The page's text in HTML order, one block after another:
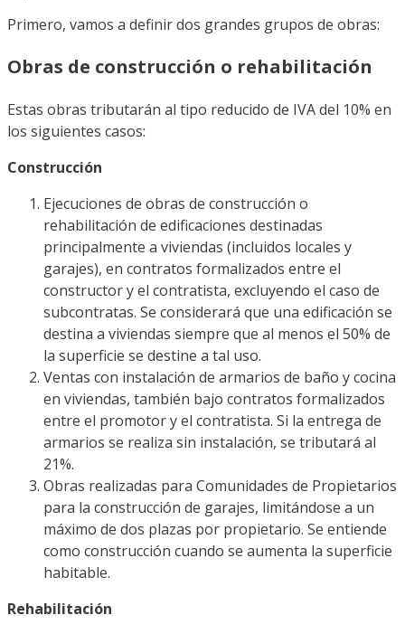
Primero, vamos a definir dos grandes grupos de obras:
Obras de construcción o rehabilitación
Estas obras tributarán al tipo reducido de IVA del 10% en
los siguientes casos:
Construcción
Ejecuciones de obras de construcción o
rehabilitación de edificaciones destinadas
principalmente a viviendas (incluidos locales y
garajes), en contratos formalizados entre el
constructor y el contratista, excluyendo el caso de
subcontratas. Se considerará que una edificación se
destina a viviendas siempre que al menos el 50% de
la superficie se destine a tal uso.
Ventas con instalación de armarios de baño y cocina
en viviendas, también bajo contratos formalizados
entre el promotor y el contratista. Si la entrega de
armarios se realiza sin instalación, se tributará al
21%.
Obras realizadas para Comunidades de Propietarios
para la construcción de garajes, limitándose a un
máximo de dos plazas por propietario. Se entiende
como construcción cuando se aumenta la superficie
habitable.
Rehabilitación